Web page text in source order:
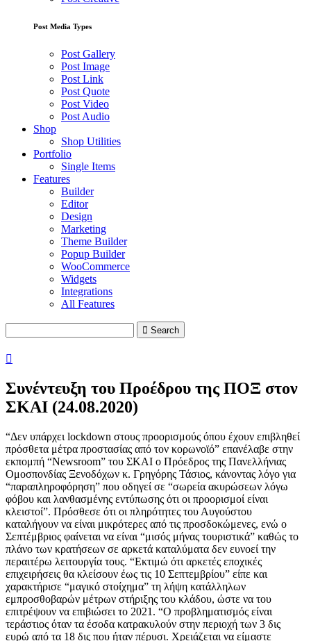
Post Media Types
Post Gallery
Post Image
Post Link
Post Quote
Post Video
Post Audio
Shop
Shop Utilities
Portfolio
Single Items
Features
Builder
Editor
Design
Marketing
Theme Builder
Popup Builder
WooCommerce
Widgets
Integrations
All Features
Search
Συνέντευξη του Προέδρου της ΠΟΞ στον
ΣΚΑΙ (24.08.2020)
“Δεν υπάρχει lockdown στους προορισμούς όπου έχουν επιβληθεί
πρόσθετα μέτρα προστασίας από τον κορωνοϊό” επανέλαβε στην
εκπομπή “Newsroom” του ΣΚΑΙ ο Πρόεδρος της Πανελλήνιας
Ομοσπονδίας Ξενοδόχων κ. Γρηγόρης Τάσιος, κάνοντας λόγο για
“παραπληροφόρηση” που οδηγεί σε “σωρεία ακυρώσεων λόγω
φόβου και λανθασμένης εντύπωσης ότι οι προορισμοί είναι
κλειστοί”. Πρόσθεσε ότι οι πληρότητες του Αυγούστου
καταλήγουν να είναι μικρότερες από τις προσδοκώμενες, ενώ ο
Σεπτέμβριος φαίνεται να είναι “μισός μήνας τουριστικά” καθώς το
πλάνο των κρατήσεων σε αρκετά καταλύματα δεν ευνοεί την
περαιτέρω λειτουργία τους. “Εκτιμώ ότι αρκετές εποχικές
επιχειρήσεις θα κλείσουν έως τις 10 Σεπτεμβρίου” είπε και
χαρακτήρισε “μαγικό στοίχημα” τη λήψη κατάλληλων
εμπροσθοβαρών μέτρων στήριξης του κλάδου, ώστε να του
επιτρέψουν να επιβιώσει το 2021. “Ο προβληματισμός είναι
τεράστιος όταν τα έσοδα κατρακυλούν στην περιοχή των 3 δις
ευρώ από τα 18 δις που ήταν πέρυσι. Χρειάζεται να είμαστε